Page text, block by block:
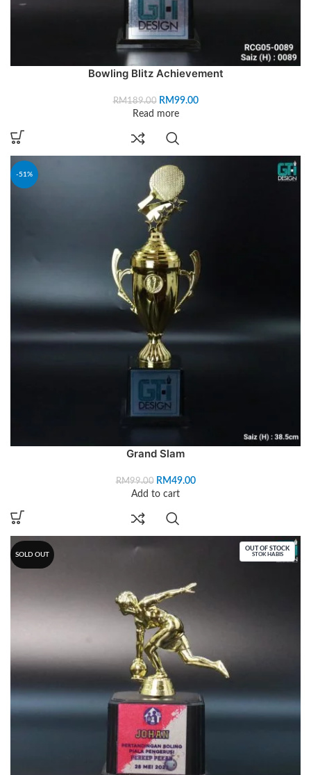
Bowling Blitz Achievement
RM189.00 RM99.00
Read more
-51%
Grand Slam
RM99.00 RM49.00
Add to cart
OUT OF STOCK
STOK HABIS
SOLD OUT